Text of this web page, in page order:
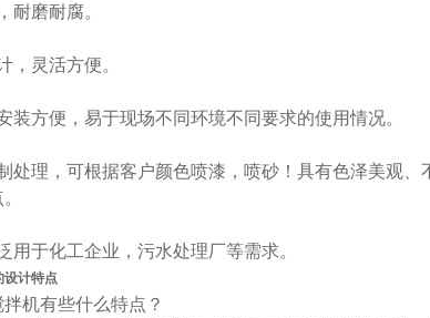
耐磨耐腐。
，灵活方便。
装方便，易于现场不同环境不同要求的使用情况。
处理，可根据客户颜色喷漆，喷砂！具有色泽美观、
用于化工企业，污水处理厂等需求。
设计特点
机有些什么特点？